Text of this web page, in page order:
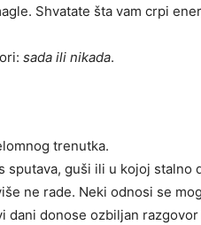
Shvatate šta vam crpi
sada ili nikada.
trenutka.
sputava, guši ili u kojoj stalno
ne rade. Neki odnosi se
dani donose ozbiljan